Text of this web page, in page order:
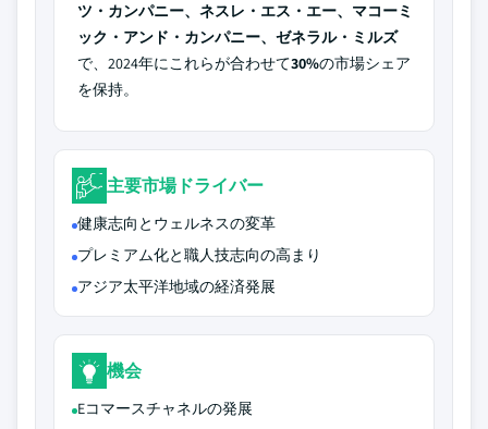
ツ・カンパニー、ネスレ・エス・エー、マコーミ
ック・アンド・カンパニー、ゼネラル・ミルズ
で、2024年にこれらが合わせて30%の市場シェア
を保持。
主要市場ドライバー
健康志向とウェルネスの変革
プレミアム化と職人技志向の高まり
アジア太平洋地域の経済発展
機会
Eコマースチャネルの発展